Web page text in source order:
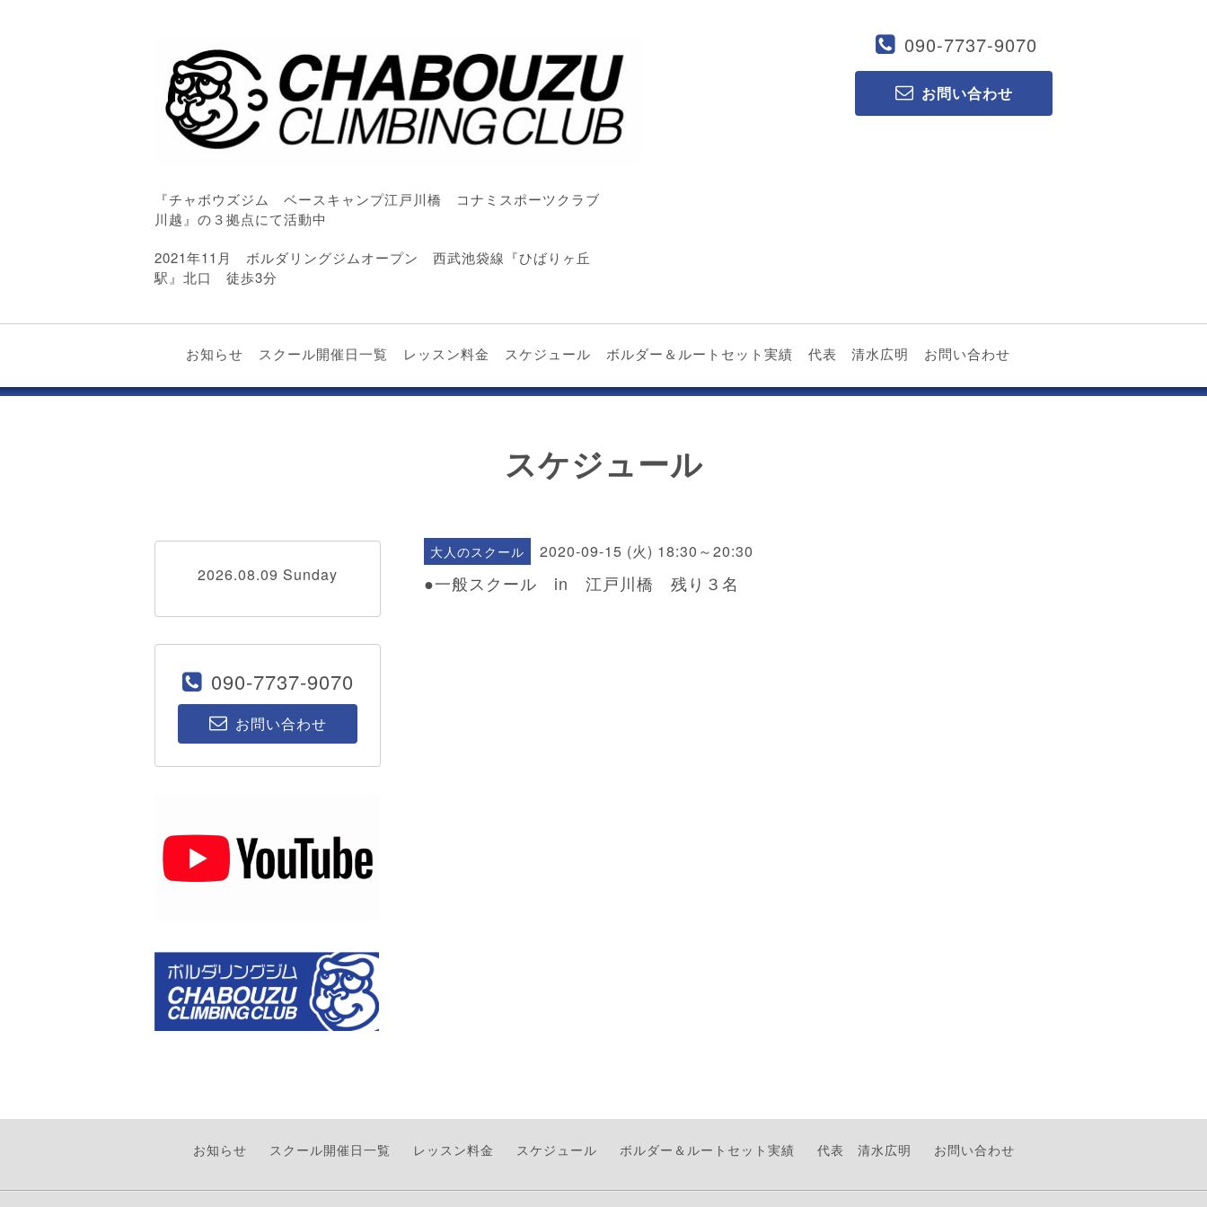
090-7737-9070
お問い合わせ
『チャボウズジム ベースキャンプ江戸川橋 コナミスポーツクラブ
川越』の３拠点にて活動中
2021年11月 ボルダリングジムオープン 西武池袋線『ひばりヶ丘
駅』北口 徒歩3分
お知らせ スクール開催日一覧 レッスン料金 スケジュール ボルダー＆ルートセット実績 代表 清水広明 お問い合わせ
スケジュール
大人のスクール 2020-09-15 (火) 18:30～20:30
●一般スクール in 江戸川橋 残り３名
2026.08.09 Sunday
090-7737-9070
お問い合わせ
お知らせ スクール開催日一覧 レッスン料金 スケジュール ボルダー＆ルートセット実績 代表 清水広明 お問い合わせ